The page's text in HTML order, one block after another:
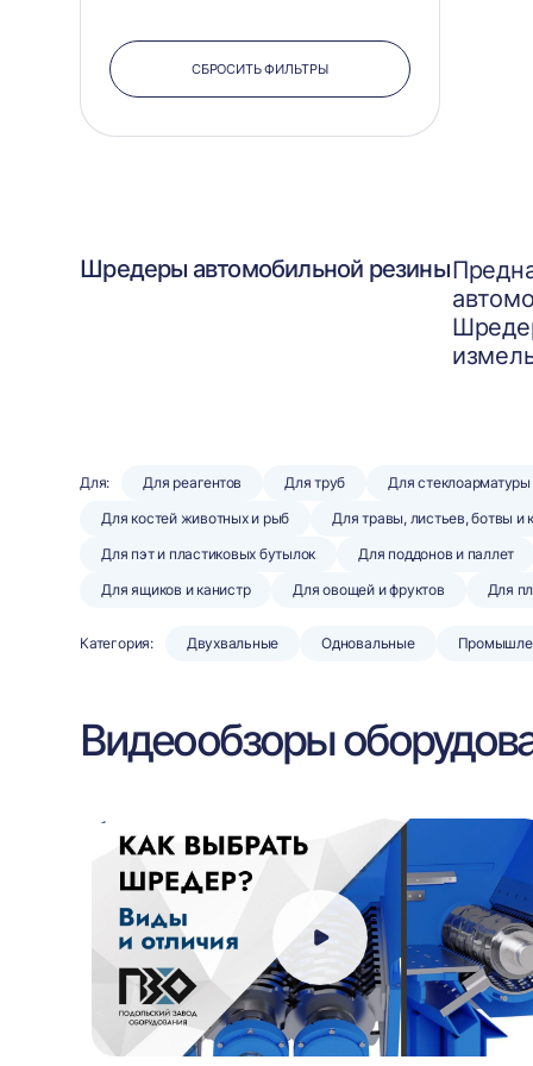
СБРОСИТЬ ФИЛЬТРЫ
Шредеры автомобильной резины
Для: Для реагентов Для труб Для стеклоарматуры
Для костей животных и рыб
Для травы, листьев, ботвы и
Для пэт и пластиковых бутылок
Для поддонов и паллет
Для ящиков и канистр
Для овощей и фруктов Для
Категория: Двухвальные Одновальные
Видеообзоры